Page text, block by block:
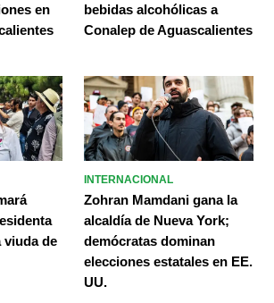
en
bebidas alcohólicas a
Conalep de Aguascalientes
viuda de
INTERNACIONAL
Zohran Mamdani gana la
alcaldía de Nueva York;
demócratas dominan
elecciones estatales en EE.
UU.